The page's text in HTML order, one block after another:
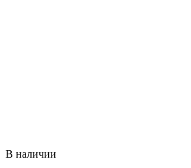
В наличии